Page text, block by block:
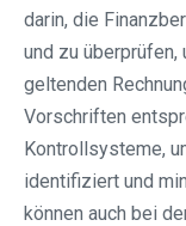
darin, die
und zu
geltenden
Vorschriften
Kontrollsysteme,
identifiziert und
können auch bei